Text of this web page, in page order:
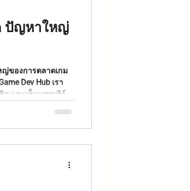
ปัญหาใหญ่
Dev Hub เรา
และเห็นแพทเทิร์น
สารบนโซเชียลเป็น
กคนมีความภูมิใจใน
ลก